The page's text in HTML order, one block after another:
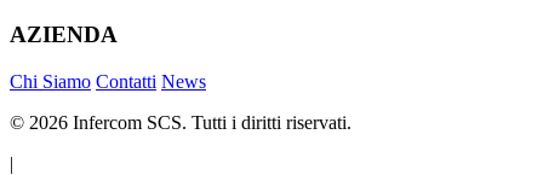
AZIENDA
Chi Siamo Contatti News
© 2026 Infercom SCS. Tutti i diritti riservati.
|